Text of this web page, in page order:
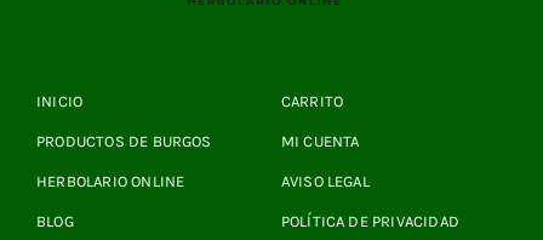
INICIO
PRODUCTOS DE BURGOS
HERBOLARIO ONLINE
BLOG
CARRITO
MI CUENTA
AVISO LEGAL
POLÍTICA DE PRIVACIDAD